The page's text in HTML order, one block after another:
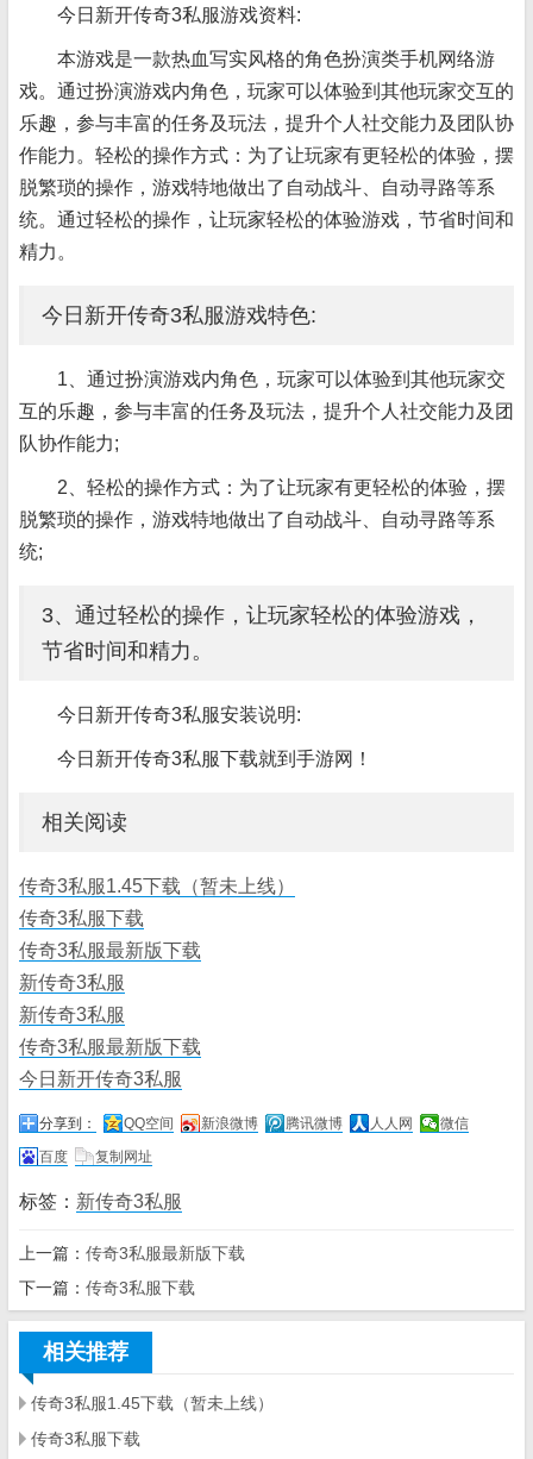
今日新开传奇3私服游戏资料:
本游戏是一款热血写实风格的角色扮演类手机网络游
戏。通过扮演游戏内角色，玩家可以体验到其他玩家交互的
乐趣，参与丰富的任务及玩法，提升个人社交能力及团队协
作能力。轻松的操作方式：为了让玩家有更轻松的体验，摆
脱繁琐的操作，游戏特地做出了自动战斗、自动寻路等系
统。通过轻松的操作，让玩家轻松的体验游戏，节省时间和
精力。
今日新开传奇3私服游戏特色:
1、通过扮演游戏内角色，玩家可以体验到其他玩家交
互的乐趣，参与丰富的任务及玩法，提升个人社交能力及团
队协作能力;
2、轻松的操作方式：为了让玩家有更轻松的体验，摆
脱繁琐的操作，游戏特地做出了自动战斗、自动寻路等系
统;
3、通过轻松的操作，让玩家轻松的体验游戏，
节省时间和精力。
今日新开传奇3私服安装说明:
今日新开传奇3私服下载就到手游网！
相关阅读
传奇3私服1.45下载（暂未上线）
传奇3私服下载
传奇3私服最新版下载
新传奇3私服
新传奇3私服
传奇3私服最新版下载
今日新开传奇3私服
分享到： QQ空间 新浪微博 腾讯微博 人人网
微信
百度
复制网址
标签： 新传奇3私服
上一篇： 传奇3私服最新版下载
下一篇： 传奇3私服下载
相关推荐
传奇3私服1.45下载（暂未上线）
传奇3私服下载